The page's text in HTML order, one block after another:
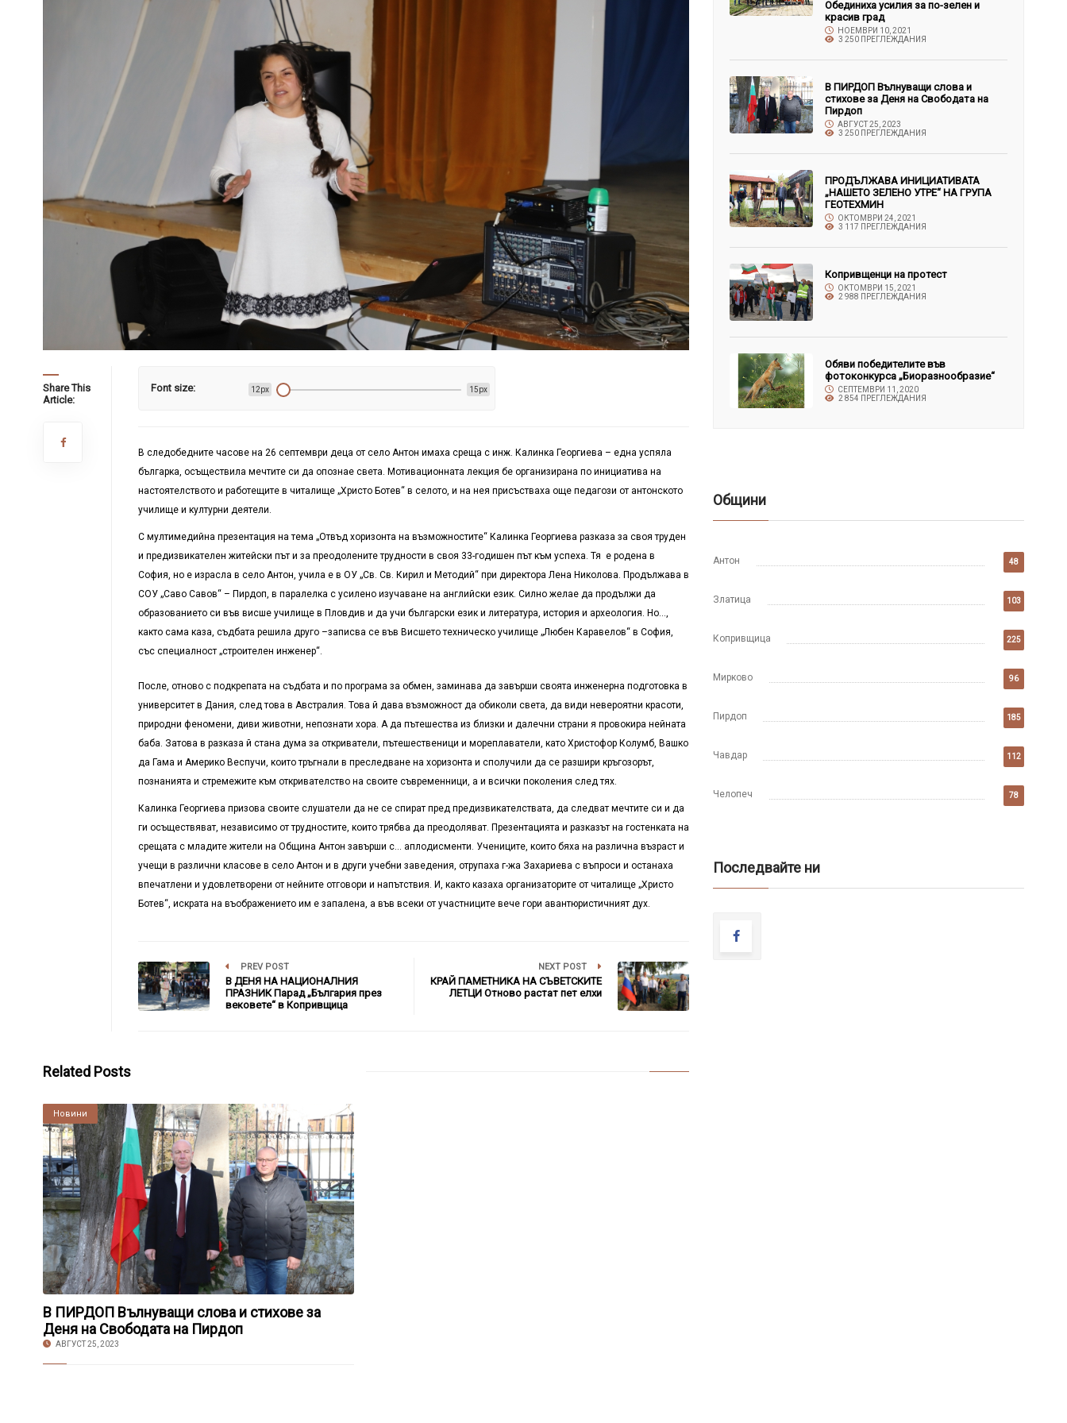
Share This
Article:
Font size: 12px 15px
В следобедните часове на 26 септември деца от село Антон имаха среща с инж. Калинка Георгиева – една успяла
българка, осъществила мечтите си да опознае света. Мотивационната лекция бе организирана по инициатива на
настоятелството и работещите в читалище „Христо Ботев“ в селото, и на нея присъстваха още педагози от антонското
училище и културни деятели.
С мултимедийна презентация на тема „Отвъд хоризонта на възможностите“ Калинка Георгиева разказа за своя труден
и предизвикателен житейски път и за преодолените трудности в своя 33-годишен път към успеха. Тя е родена в
София, но е израсла в село Антон, учила е в ОУ „Св. Св. Кирил и Методий“ при директора Лена Николова. Продължава в
СОУ „Саво Савов“ – Пирдоп, в паралелка с усилено изучаване на английски език. Силно желае да продължи да
образованието си във висше училище в Пловдив и да учи български език и литература, история и археология. Но…,
както сама каза, съдбата решила друго –записва се във Висшето техническо училище „Любен Каравелов“ в София,
със специалност „строителен инженер“.
После, отново с подкрепата на съдбата и по програма за обмен, заминава да завърши своята инженерна подготовка в
университет в Дания, след това в Австралия. Това й дава възможност да обиколи света, да види невероятни красоти,
природни феномени, диви животни, непознати хора. А да пътешества из близки и далечни страни я провокира нейната
баба. Затова в разказа й стана дума за откриватели, пътешественици и мореплаватели, като Христофор Колумб, Вашко
да Гама и Америко Веспучи, които тръгнали в преследване на хоризонта и сполучили да се разшири кръгозорът,
познанията и стремежите към откривателство на своите съвременници, а и всички поколения след тях.
Калинка Георгиева призова своите слушатели да не се спират пред предизвикателствата, да следват мечтите си и да
ги осъществяват, независимо от трудностите, които трябва да преодоляват. Презентацията и разказът на гостенката на
срещата с младите жители на Община Антон завърши с… аплодисменти. Учениците, които бяха на различна възраст и
учещи в различни класове в село Антон и в други учебни заведения, отрупаха г-жа Захариева с въпроси и останаха
впечатлени и удовлетворени от нейните отговори и напътствия. И, както казаха организаторите от читалище „Христо
Ботев“, искрата на въображението им е запалена, а във всеки от участниците вече гори авантюристичният дух.
PREV POST
В ДЕНЯ НА НАЦИОНАЛНИЯ
ПРАЗНИК Парад „България през
вековете“ в Копривщица
NEXT POST
КРАЙ ПАМЕТНИКА НА СЪВЕТСКИТЕ
ЛЕТЦИ Отново растат пет елхи
Related Posts
Култура
Новини
В ПИРДОП Вълнуващи слова и стихове за
Деня на Свободата на Пирдоп
АВГУСТ 25, 2023
Обединиха усилия за по-зелен и
красив град
НОЕМВРИ 10, 2021
3 250 ПРЕГЛЕЖДАНИЯ
В ПИРДОП Вълнуващи слова и
стихове за Деня на Свободата на
Пирдоп
АВГУСТ 25, 2023
3 250 ПРЕГЛЕЖДАНИЯ
ПРОДЪЛЖАВА ИНИЦИАТИВАТА
„НАШЕТО ЗЕЛЕНО УТРЕ“ НА ГРУПА
ГЕОТЕХМИН
ОКТОМВРИ 24, 2021
3 117 ПРЕГЛЕЖДАНИЯ
Копривщенци на протест
ОКТОМВРИ 15, 2021
2 988 ПРЕГЛЕЖДАНИЯ
Обяви победителите във
фотоконкурса „Биоразнообразие“
СЕПТЕМВРИ 11, 2020
2 854 ПРЕГЛЕЖДАНИЯ
Общини
Антон 48
Златица 103
Копривщица 225
Мирково 96
Пирдоп 185
Чавдар 112
Челопеч 78
Последвайте ни